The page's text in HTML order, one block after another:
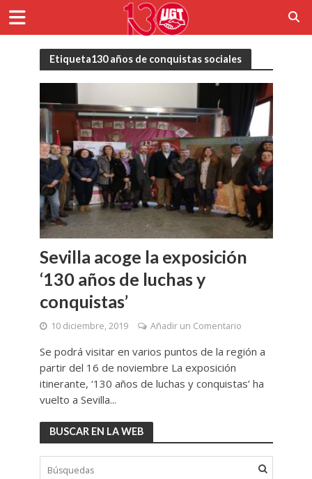
Etiqueta130 años de conquistas sociales
Sevilla acoge la exposición
‘130 años de luchas y
conquistas’
10 diciembre, 2019 Añadir un Comentario
Se podrá visitar en varios puntos de la región a
partir del 16 de noviembre La exposición
itinerante, ‘130 años de luchas y conquistas’ ha
vuelto a Sevilla...
BUSCAR EN LA WEB